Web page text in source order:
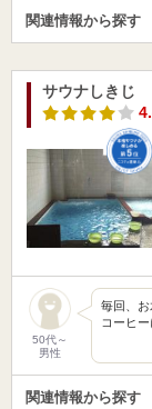
関連情報から探す
サウナしきじ
50代～
男性
毎回、
コーヒ
関連情報から探す